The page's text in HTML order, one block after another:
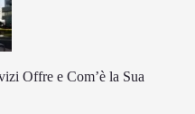
Offre e Com’è la Sua